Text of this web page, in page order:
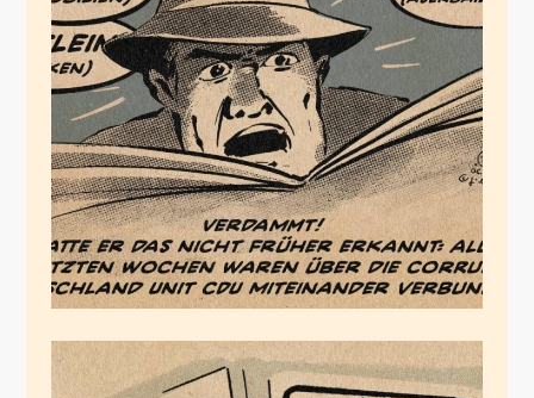
Schatz, es ist nicht so,
wie es aussieht
März 6, 2021